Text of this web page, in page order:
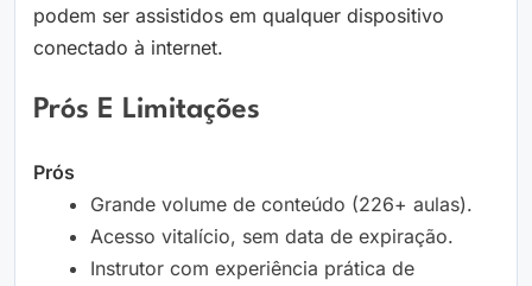
podem ser assistidos em qualquer dispositivo
conectado à internet.
Prós E Limitações
Prós
Grande volume de conteúdo (226+ aulas).
Acesso vitalício, sem data de expiração.
Instrutor com experiência prática de